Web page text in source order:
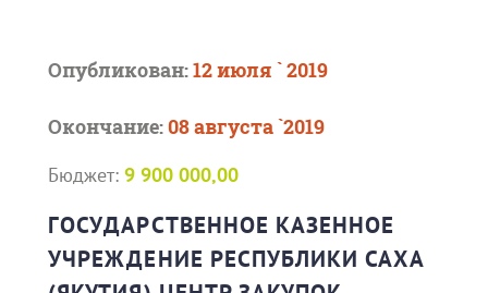
Опубликован:12 июля ` 2019
Окончание:08 августа `2019
Бюджет: 9 900 000,00
ГОСУДАРСТВЕННОЕ КАЗЕННОЕ
УЧРЕЖДЕНИЕ РЕСПУБЛИКИ САХА